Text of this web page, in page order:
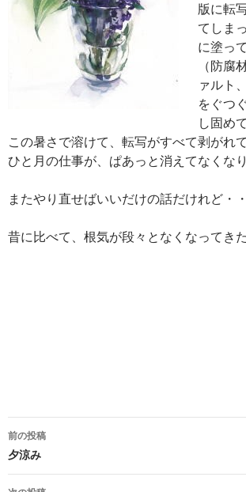
版に転
てしま
に塗っ
（防腐
ァルト
をぐつ
し固め
この暑さで溶けて、転写がすべて剥がれ
ひと月の仕事が、ぱあっと消えてなくなり
またやり直せばいいだけの話だけれど・・
昔に比べて、根気が段々となくなってき
投
稿
ナ
前の投稿
夕涼み